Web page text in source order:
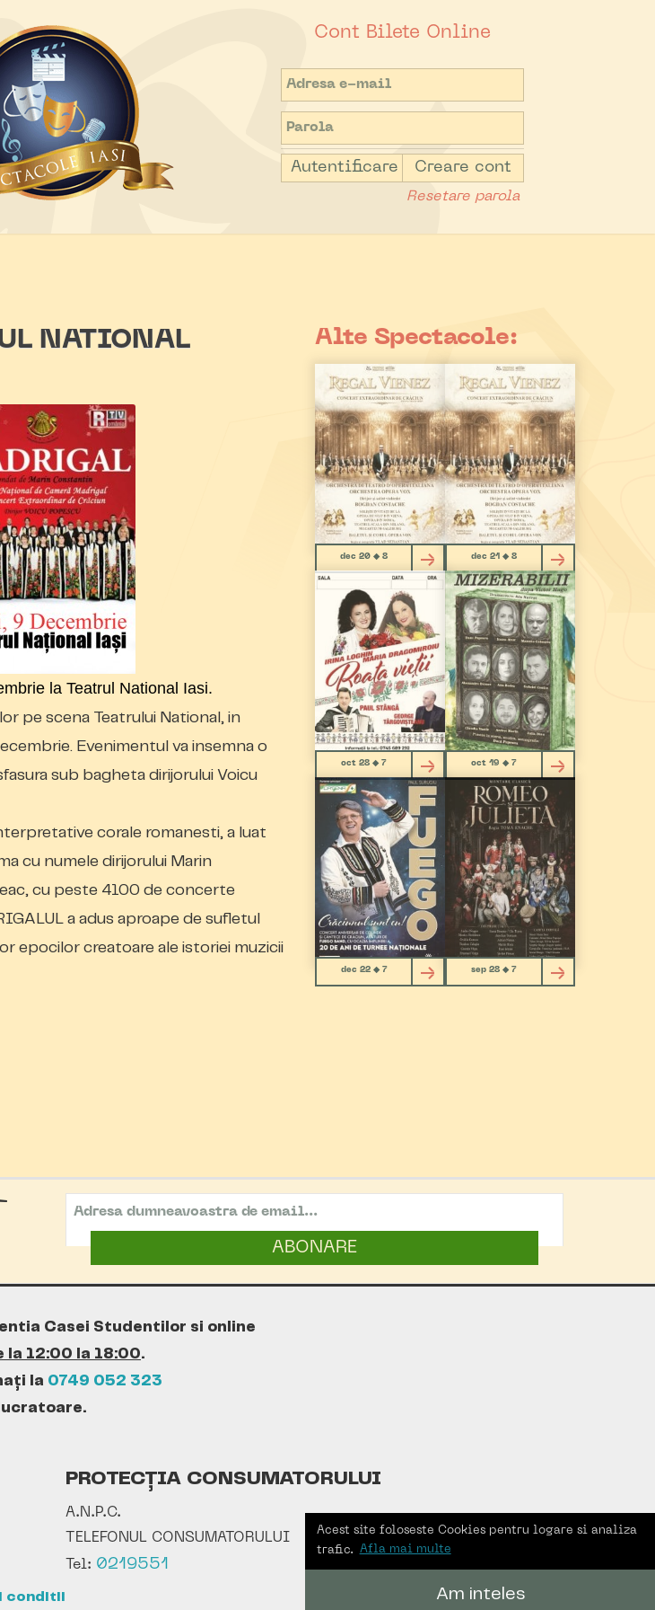
Acest site foloseste Cookies pentru logare si analiza
trafic.
Afla mai multe
Am inteles
Cont Bilete Online
Autentificare Creare cont
Resetare parola
NATIONAL
la Teatrul National Iasi.
pe scena Teatrului National, in
Evenimentul va insemna o
sub bagheta dirijorului Voicu
corale romanesti, a luat
cu numele dirijorului Marin
cu peste 4100 de concerte
a adus aproape de sufletul
epocilor creatoare ale istoriei muzicii
Alte Spectacole:
dec 20 ◆ 8 dec 21 ◆ 8
oct 28 ◆ 7 oct 19 ◆ 7
dec 22 ◆ 7 sep 28 ◆ 7
ABONARE
Casei Studentilor si online
la 12:00 la 18:00.
la 0749 052 323
PROTECȚIA CONSUMATORULUI
A.N.P.C.
TELEFONUL CONSUMATORULUI
Tel: 0219551
conditii